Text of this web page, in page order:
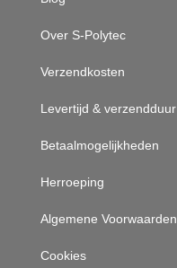
Over S-Polytec
Verzendkosten
Levertijd & verzendduur
Betaalmogelijkheden
Herroeping
Algemene Voorwaarden
Cookies